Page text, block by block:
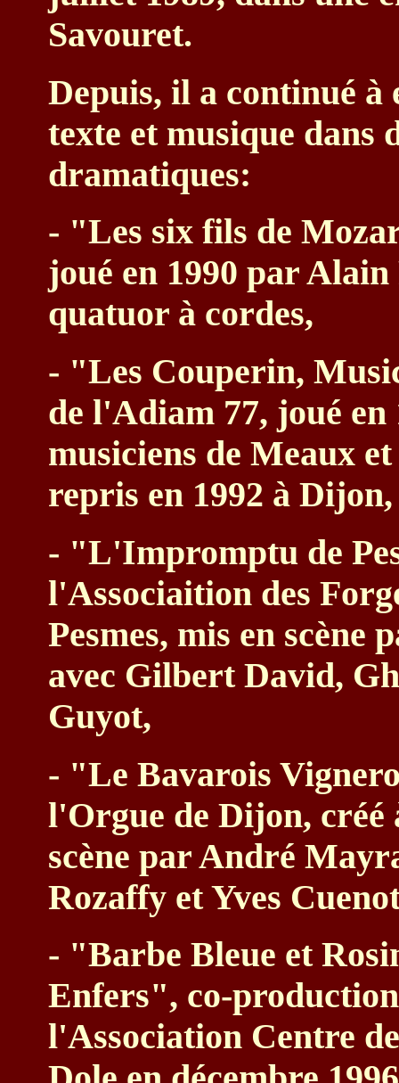
Savouret.
Depuis, il a continué
texte et musique dans
dramatiques:
- "Les six fils de
joué en 1990 par
quatuor à cordes,
- "Les Couperin,
de l'Adiam 77, joué en
musiciens de Meaux
repris en 1992 à Dijon,
- "L'Impromptu de
l'Associaition des
Pesmes, mis en scène
avec Gilbert David,
Guyot,
- "Le Bavarois
l'Orgue de Dijon, créé
scène par André
Rozaffy et Yves
- "Barbe Bleue et
Enfers", co-
l'Association Centre